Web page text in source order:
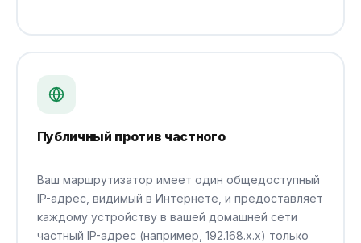
Публичный против частного
Ваш маршрутизатор имеет один общедоступный
IP-адрес, видимый в Интернете, и предоставляет
каждому устройству в вашей домашней сети
частный IP-адрес (например, 192.168.x.x) только